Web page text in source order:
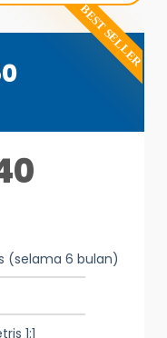
BEST SELLER
(selama 6 bulan)
1:1